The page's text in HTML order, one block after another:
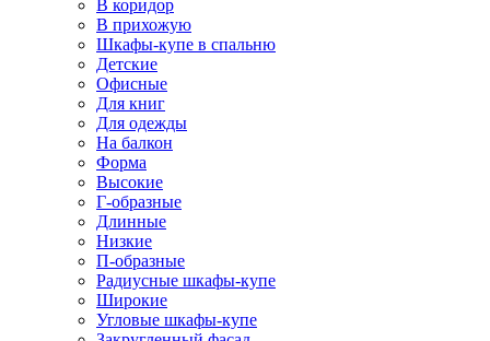
В коридор
В прихожую
Шкафы-купе в спальню
Детские
Офисные
Для книг
Для одежды
На балкон
Форма
Высокие
Г-образные
Длинные
Низкие
П-образные
Радиусные шкафы-купе
Широкие
Угловые шкафы-купе